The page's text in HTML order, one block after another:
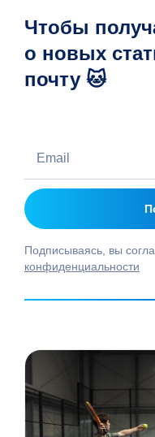
Чтобы
о новых
почту 🐱
Подписываясь, вы
конфиденциальности